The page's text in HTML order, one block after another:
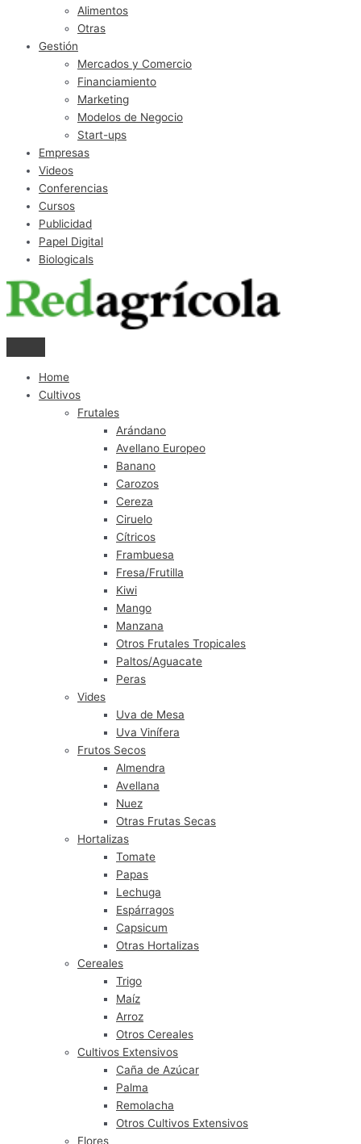
Alimentos
Otras
Gestión
Mercados y Comercio
Financiamiento
Marketing
Modelos de Negocio
Start-ups
Empresas
Videos
Conferencias
Cursos
Publicidad
Papel Digital
Biologicals
Home
Cultivos
Frutales
Arándano
Avellano Europeo
Banano
Carozos
Cereza
Ciruelo
Cítricos
Frambuesa
Fresa/Frutilla
Kiwi
Mango
Manzana
Otros Frutales Tropicales
Paltos/Aguacate
Peras
Vides
Uva de Mesa
Uva Vinífera
Frutos Secos
Almendra
Avellana
Nuez
Otras Frutas Secas
Hortalizas
Tomate
Papas
Lechuga
Espárragos
Capsicum
Otras Hortalizas
Cereales
Trigo
Maíz
Arroz
Otros Cereales
Cultivos Extensivos
Caña de Azúcar
Palma
Remolacha
Otros Cultivos Extensivos
Flores